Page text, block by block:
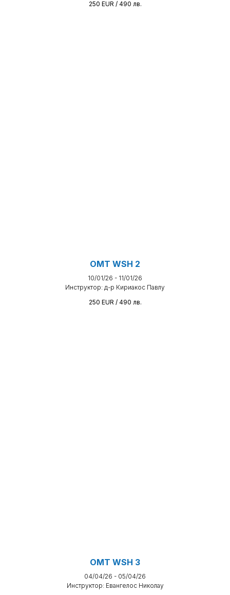
250 EUR / 490 лв.
OMT WSH 2
10/01/26 - 11/01/26
Инструктор: д-р Кириакос Павлу
250 EUR / 490 лв.
OMT WSH 3
04/04/26 - 05/04/26
Инструктор: Евангелос Николау